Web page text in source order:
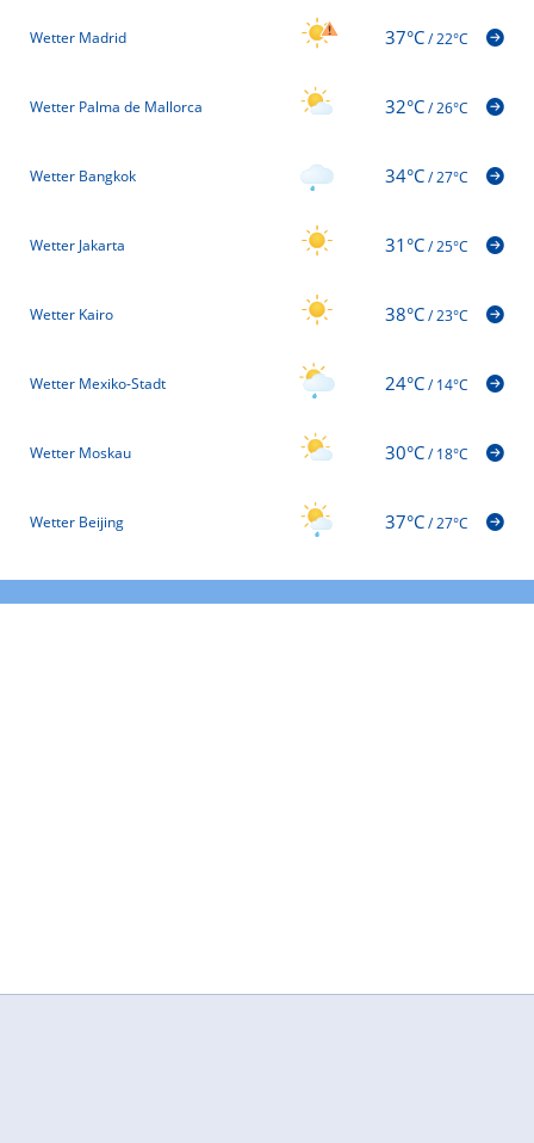
Wetter Madrid 37°C/22°C
Wetter Palma de Mallorca 32°C/26°C
Wetter Bangkok 34°C/27°C
Wetter Jakarta 31°C/25°C
Wetter Kairo 38°C/23°C
Wetter Mexiko-Stadt 24°C/14°C
Wetter Moskau 30°C/18°C
Wetter Beijing 37°C/27°C